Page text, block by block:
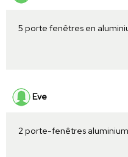
5 porte fenêtres en
Eve
2 porte-fenêtres